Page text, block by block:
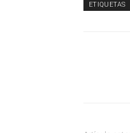
ETIQUETAS